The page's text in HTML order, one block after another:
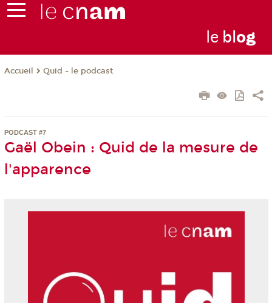
le blog
Accueil Quid - le podcast
PODCAST #7
Gaël Obein : Quid de la mesure de
l'apparence